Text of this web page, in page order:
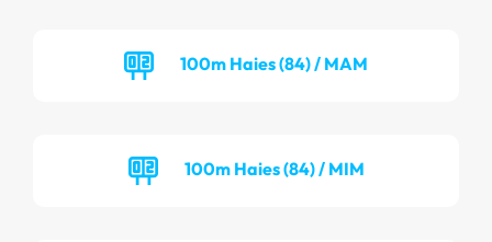
100m Haies (84) / MAM
100m Haies (84) / MIM